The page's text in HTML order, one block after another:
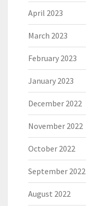
April 2023
March 2023
February 2023
January 2023
December 2022
November 2022
October 2022
September 2022
August 2022